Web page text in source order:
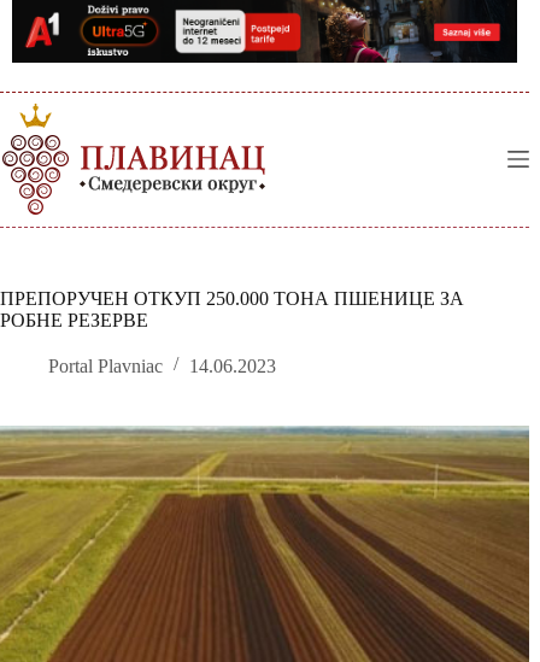
content
ПРЕПОРУЧЕН ОТКУП 250.000 ТОНА ПШЕНИЦЕ ЗА
РОБНЕ РЕЗЕРВЕ
Portal Plavniac 14.06.2023